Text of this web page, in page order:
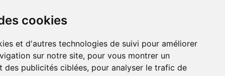
cookies
et d'autres technologies de suivi pour améliorer
sur notre site, pour vous montrer un
des publicités ciblées, pour analyser le trafic de